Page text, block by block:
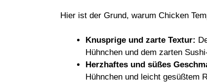
Hier ist der Grund, warum Chicken
Knusprige und zarte Textur:
Hühnchen und dem zarten
Herzhaftes und süßes
Hühnchen und leicht gesüßtem